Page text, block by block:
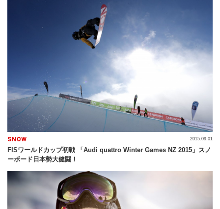
SNOW
FISワールドカップ初戦 「Audi quattro Winter Games NZ 2015」スノ
ーボード日本勢大健闘！
2015.09.01